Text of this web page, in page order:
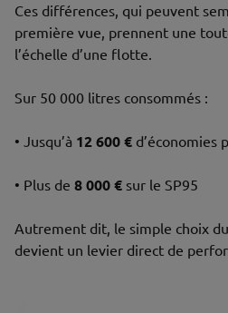
Ces différences, qui peuvent
première vue, prennent une
l’échelle d’une flotte.
Sur 50 000 litres consommés :
• Jusqu’à 12 600 € d’économies
• Plus de 8 000 € sur le SP95
Autrement dit, le simple choix
devient un levier direct de